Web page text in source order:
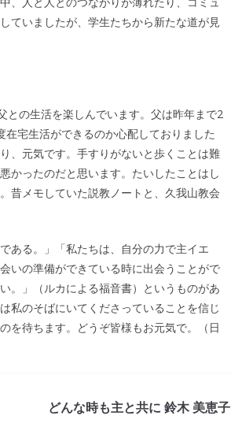
ていましたが、学生たちから新たな道が見
との生活を楽しんでいます。父は昨年まで2
宅生活ができるのか心配しておりました
、元気です。手すりがないと歩くことは難
かったのだと思います。たいしたことはし
昔メモしていた説教ノートと、久我山教会
ある。」「私たちは、自分の力で主イエ
いの準備ができている時に出会うことがで
。」（ルカによる福音書）というものがあ
私のそばにいてくださっていることを信じ
を待ちます。どうぞ皆様もお元気で。（日
どんな時も主と共に 鈴木 美恵子